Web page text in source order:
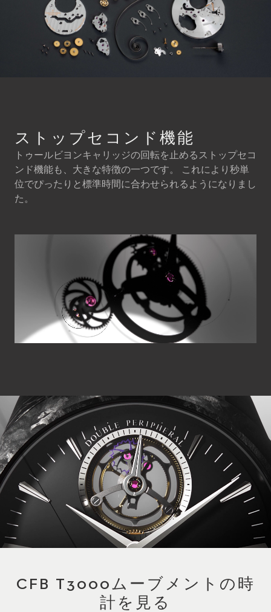
ストップセコンド機能
トゥールビヨンキャリッジの回転を止めるストップセコ
ンド機能も、大きな特徴の一つです。 これにより秒単
位でぴったりと標準時間に合わせられるようになりまし
た。
CFB T3000ムーブメントの時
計を見る